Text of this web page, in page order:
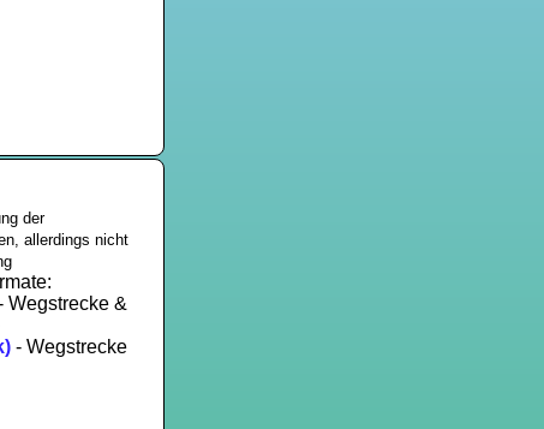
der
allerdings nicht
Wegstrecke &
- Wegstrecke